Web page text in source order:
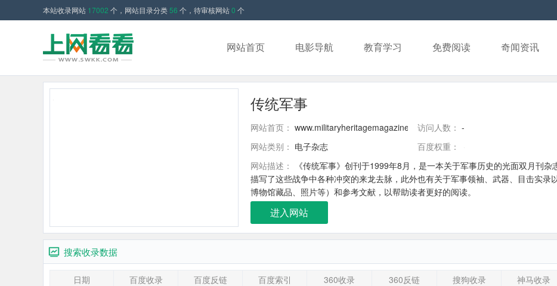
本站收录网站 17002 个，网站目录分类56 个，待审核网站0 个
网站首页 电影导航 教育学习 免费阅读 奇闻资讯
传统军事
网站首页： www.militaryheritagemagazine.com访问人数： -
网站类别： 电子杂志 百度权重：
网站描述：
《传统军事》创刊于1999年8月，是一本关于军事历史的光面双月刊
描写了这些战争中各种冲突的来龙去脉，此外也有关于军事领袖、武器、目击实录
博物馆藏品、照片等）和参考文献，以帮助读者更好的阅读。
进入网站
搜索收录数据
日期 百度收录 百度反链 百度索引 360收录 360反链 搜狗收录
神马收录